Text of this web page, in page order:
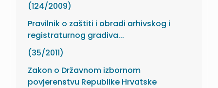
(124/2009)
Pravilnik o zaštiti i obradi arhivskog i
registraturnog gradiva...
(35/2011)
Zakon o Državnom izbornom
povjerenstvu Republike Hrvatske